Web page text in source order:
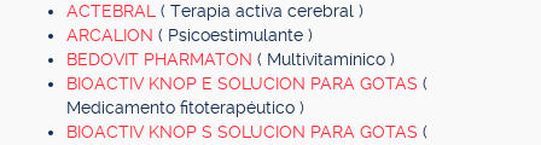
ACTEBRAL ( Terapia activa cerebral )
ARCALION ( Psicoestimulante )
BEDOVIT PHARMATON ( Multivitamínico )
BIOACTIV KNOP E SOLUCION PARA GOTAS (
Medicamento fitoterapéutico )
BIOACTIV KNOP S SOLUCION PARA GOTAS (